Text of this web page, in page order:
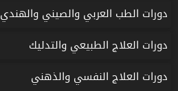
دورات الطب العربي والصيني والهندي
دورات العلاج الطبيعي والتدليك
دورات العلاج النفسي والذهني